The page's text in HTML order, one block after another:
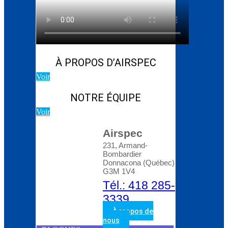
Blog d’Atlas Copco:
Comment choisir le bon
compresseur rotatif à
vis
À PROPOS D’AIRSPEC
Voir
NOTRE ÉQUIPE
Voir
Airspec
231, Armand-
Bombardier
Donnacona (Québec)
G3M 1V4
Tél.: 418 285-
3339
À propos de
nous